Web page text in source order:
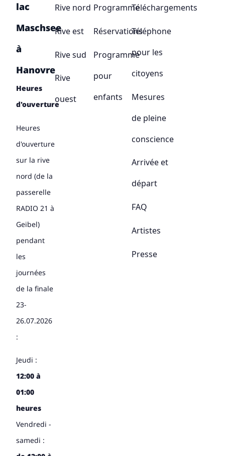
lac
Maschsee
à
Hanovre
Heures
d'ouverture
Heures
d'ouverture
sur la rive
nord (de la
passerelle
RADIO 21 à
Geibel)
pendant
les
journées
de la finale
23-
26.07.2026
:
Jeudi :
12:00 à
01:00
heures
Vendredi -
samedi :
Rive nord
Rive est
Rive sud
Rive
ouest
Programme
Réservations
Programme
pour
enfants
Téléchargements
Téléphone
pour les
citoyens
Mesures
de pleine
conscience
Arrivée et
départ
FAQ
Artistes
Presse